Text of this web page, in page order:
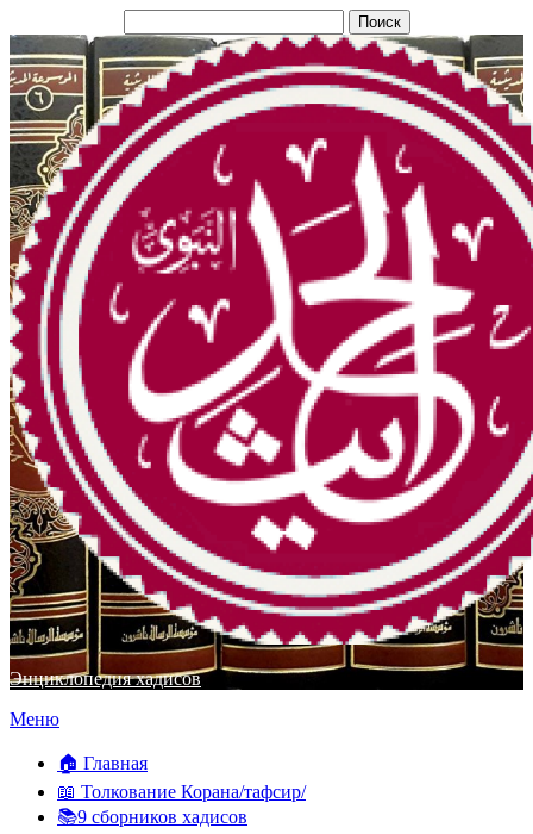
Энциклопедия хадисов
Перейти
содержимому
Меню
🏠 Главная
📖 Толкование Корана/тафсир/
📚9 сборников хадисов